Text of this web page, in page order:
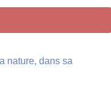
nature, dans sa